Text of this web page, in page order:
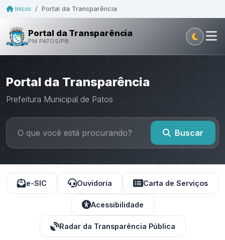
Início / Portal da Transparência
Portal da Transparência
PM PATOS/PB
Portal da Transparência
Prefeitura Municipal de Patos
Buscar
e-SIC Ouvidoria Carta de Serviços
Acessibilidade
Radar da Transparência Pública